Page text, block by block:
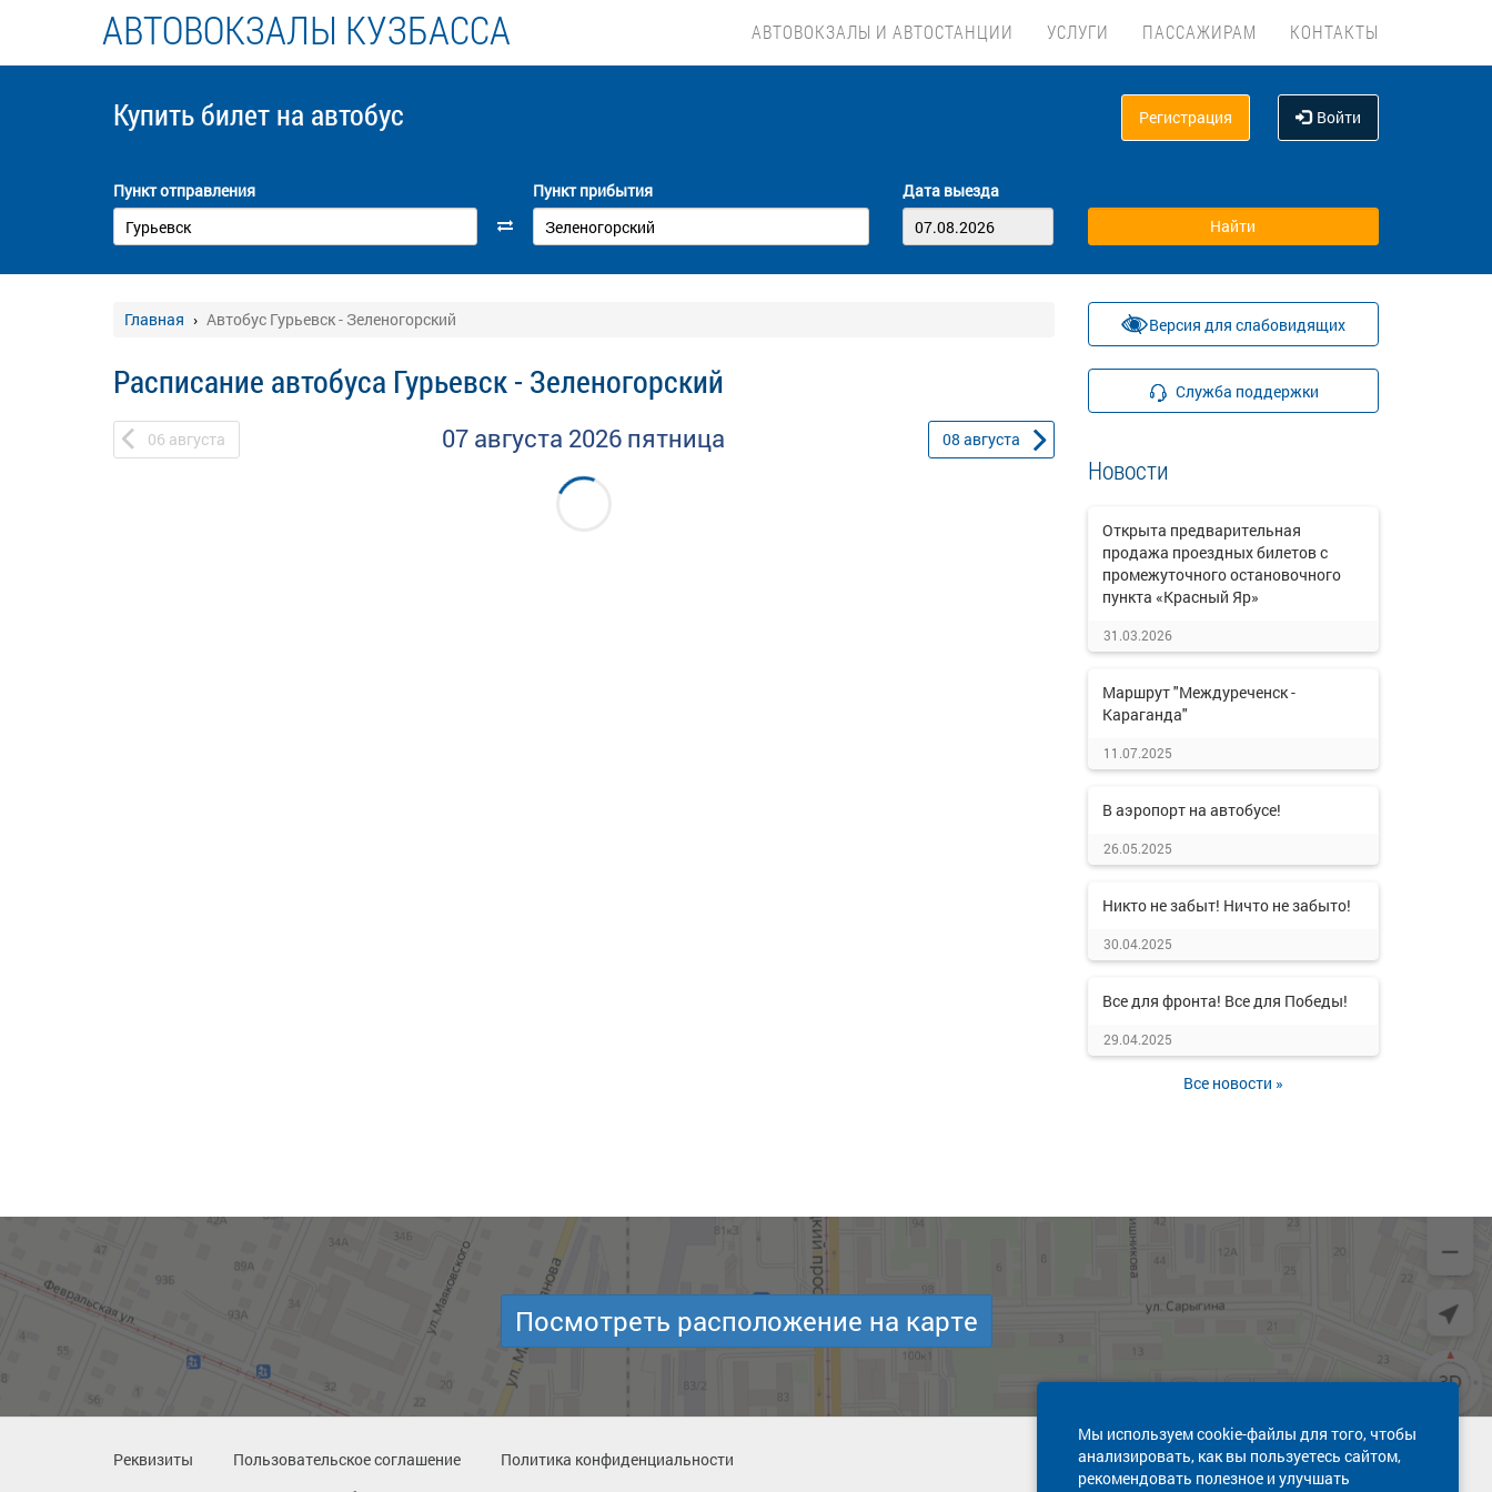
АВТОВОКЗАЛЫ КУЗБАССА АВТОВОКЗАЛЫ И АВТОСТАНЦИИ УСЛУГИ ПАССАЖИРАМ КОНТАКТЫ
Купить билет на автобус Регистрация Войти
Пункт отправления Пункт прибытия Дата выезда
Главная Автобус Гурьевск - Зеленогорский
Расписание автобуса Гурьевск - Зеленогорский
06 августа 07 августа 2026 пятница 08 августа
Версия для слабовидящих
Служба поддержки
Новости
Открыта предварительная
продажа проездных билетов с
промежуточного остановочного
пункта «Красный Яр»
31.03.2026
Маршрут "Междуреченск -
Караганда"
11.07.2025
В аэропорт на автобусе!
26.05.2025
Никто не забыт! Ничто не забыто!
30.04.2025
Все для фронта! Все для Победы!
29.04.2025
Все новости »
Мы используем cookie-файлы для того, чтобы
анализировать, как вы пользуетесь сайтом,
рекомендовать полезное и улучшать
Посмотреть расположение на карте
Реквизиты Пользовательское соглашение
Политика конфиденциальности
Техническая поддержка сайта